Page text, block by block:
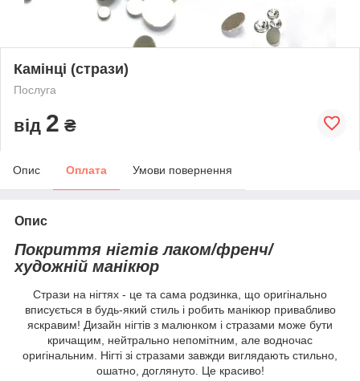
Камінці (стрази)
Послуга
від 2 ₴
Опис Оплата Умови повернення
Опис
Покриття нігтів лаком/френч/
художній манікюр
Стрази на нігтях - це та сама родзинка, що оригінально
вписується в будь-який стиль і робить манікюр привабливо
яскравим! Дизайн нігтів з малюнком і стразами може бути
кричащим, нейтрально непомітним, але водночас
оригінальним. Нігті зі стразами завжди виглядають стильно,
ошатно, доглянуто. Це красиво!